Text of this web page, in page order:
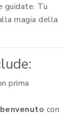
guidate. Tu
magia della
prima
con